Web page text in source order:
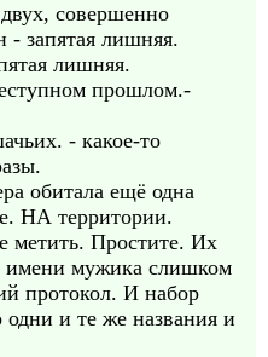
совершенно
- запятая лишняя.
лишняя.
прошлом.-
- какое-то
обитала ещё одна
НА территории.
метить. Простите. Их
имени мужика слишком
протокол. И набор
одни и те же названия и